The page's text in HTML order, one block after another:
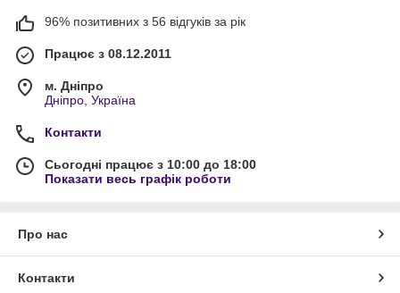
96% позитивних з 56 відгуків за рік
Працює з 08.12.2011
м. Дніпро
Дніпро, Україна
Контакти
Сьогодні працює з 10:00 до 18:00
Показати весь графік роботи
Про нас
Контакти